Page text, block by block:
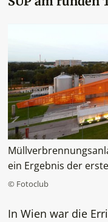
ein Ergebnis der
© Fotoclub
In Wien war die